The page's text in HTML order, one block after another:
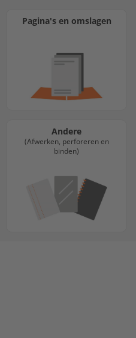
Pagina's en omslagen
Andere
(Afwerken, perforeren en
binden)